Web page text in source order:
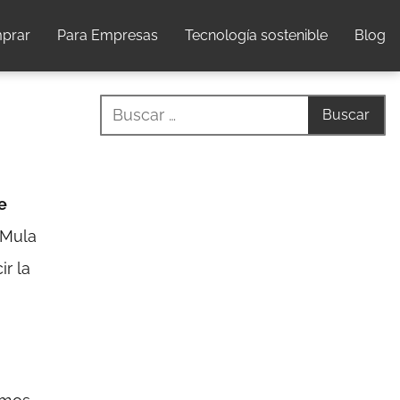
Para Empresas Tecnología sostenible Blog
la